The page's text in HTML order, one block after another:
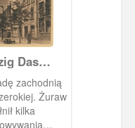
Das
zachodnią
Żuraw
kilka